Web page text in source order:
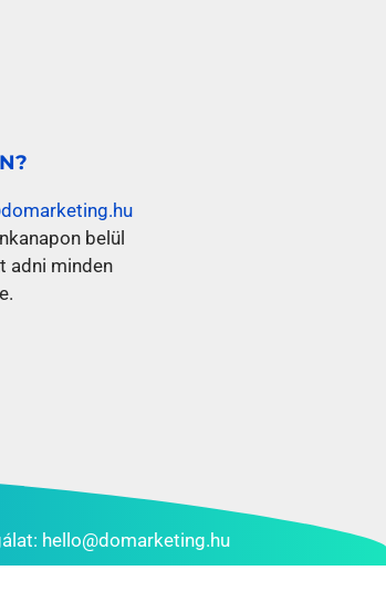
belül
adni minden
hello@domarketing.hu